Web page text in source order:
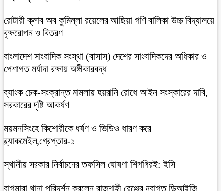
রোটারী ক্লাব অব কুমিল্লা রয়েলের আছিয়া গণি বালিকা উচ্চ বিদ্যালয়ে
বৃক্ষরোপন ও বিতরণ
বাংলাদেশ সাংবাদিক সংস্থা (বাসাস) দেশের সাংবাদিকদের অধিকার ও
পেশাগত মর্যাদা রক্ষায় অঙ্গীকারবদ্ধ
ব্যাংক চেক-সংক্রান্ত মামলায় হয়রানি রোধে আইন সংস্কারের দাবি,
সরকারের দৃষ্টি আকর্ষণ
ময়মনসিংহে কিশোরীকে ধর্ষণ ও ভিডিও ধারণ করে
ব্ল্যাকমেইল,গ্রেপ্তার-১
স্থানীয় সরকার নির্বাচনের তফসিল ঘোষণা শিগগিরই: ইসি
বাগমারা থানা পরিদর্শন করলেন রাজশাহী রেঞ্জের নবাগত ডিআইজি